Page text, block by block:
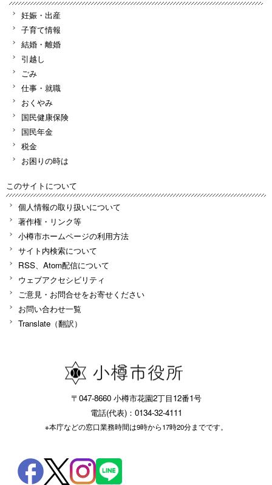
妊娠・出産
子育て情報
結婚・離婚
引越し
ごみ
仕事・就職
おくやみ
国民健康保険
国民年金
税金
お困りの時は
このサイトについて
個人情報の取り扱いについて
著作権・リンク等
小樽市ホームページの利用方法
サイト内検索について
RSS、Atom配信について
ウェブアクセシビリティ
ご意見・お問合せをお寄せください
お問い合わせ一覧
Translate（翻訳）
〒047-8660 小樽市花園2丁目12番1号
電話(代表)：0134-32-4111
※本庁などの窓口業務時間は9時から17時20分までです。